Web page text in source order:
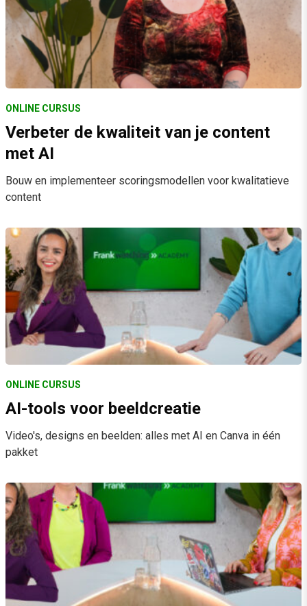
ONLINE CURSUS
Verbeter de kwaliteit van je content
met AI
Bouw en implementeer scoringsmodellen voor kwalitatieve
content
ONLINE CURSUS
AI-tools voor beeldcreatie
Video's, designs en beelden: alles met AI en Canva in één
pakket